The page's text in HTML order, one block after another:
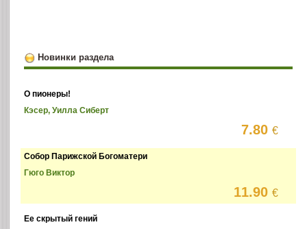
Новинки раздела
О пионеры!
Кэсер, Уилла Сиберт
7.80€
Собор Парижской Богоматери
Гюго Виктор
11.90€
Ее скрытый гений